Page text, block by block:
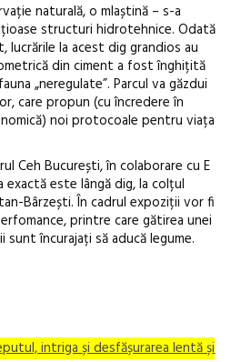
naturală, o mlaștină – s-a
structuri hidrotehnice. Odată
lucrările la acest dig grandios au
din ciment a fost înghițită
„neregulate”. Parcul va găzdui
care propun (cu încredere în
noi protocoale pentru viața
Ceh București, în colaborare cu E
este lângă dig, la colțul
Bârzești. În cadrul expoziții vor fi
printre care gătirea unei
încurajați să aducă legume.
intriga și desfășurarea lentă și